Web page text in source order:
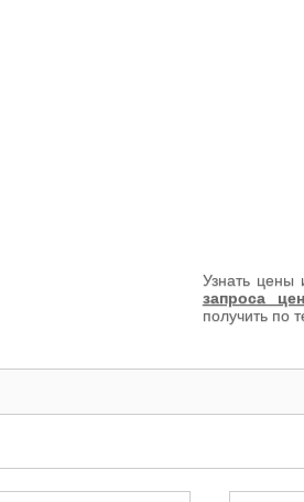
Узнать цены
запроса
получить по